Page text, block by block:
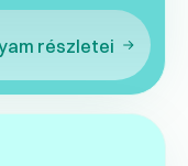
részletei